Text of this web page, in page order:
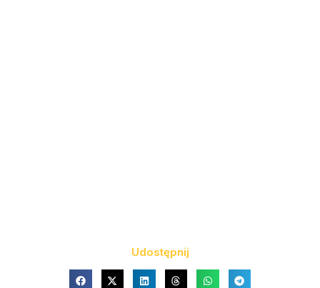
Udostępnij